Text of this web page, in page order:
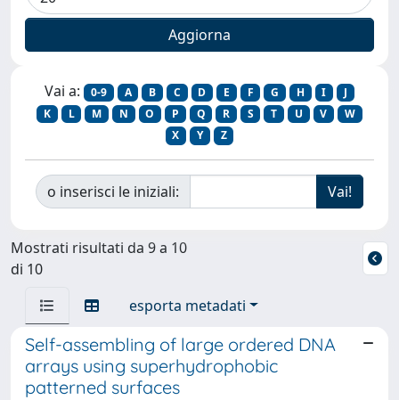
Vai a: 0-9 A B C D E F G H I
J
K
L M N O P Q R S T U V
W
X
Y Z
o inserisci le iniziali:
Mostrati risultati da 9 a 10
di 10
esporta metadati
Self-assembling of large ordered DNA
arrays using superhydrophobic
patterned surfaces